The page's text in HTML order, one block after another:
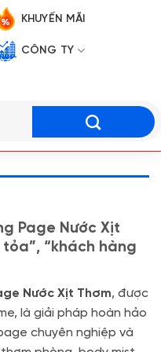
KHUYẾN MÃI
CÔNG TY
Page Nước Xịt
“khách hàng
Nước Xịt Thơm, được
là giải pháp hoàn hảo
chuyên nghiệp và